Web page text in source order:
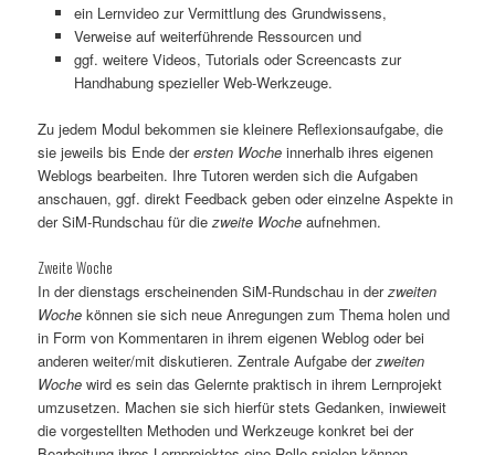
ein Lernvideo zur Vermittlung des Grundwissens,
Verweise auf weiterführende Ressourcen und
ggf. weitere Videos, Tutorials oder Screencasts zur
Handhabung spezieller Web-Werkzeuge.
Zu jedem Modul bekommen sie kleinere Reflexionsaufgabe, die
sie jeweils bis Ende derersten Woche innerhalb ihres eigenen
Weblogs bearbeiten. Ihre Tutoren werden sich die Aufgaben
anschauen, ggf. direkt Feedback geben oder einzelne Aspekte in
der SiM-Rundschau für diezweite Woche aufnehmen.
Zweite Woche
In der dienstags erscheinenden SiM-Rundschau in derzweiten
Woche können sie sich neue Anregungen zum Thema holen und
in Form von Kommentaren in ihrem eigenen Weblog oder bei
anderen weiter/mit diskutieren. Zentrale Aufgabe derzweiten
Woche wird es sein das Gelernte praktisch in ihrem Lernprojekt
umzusetzen. Machen sie sich hierfür stets Gedanken, inwieweit
die vorgestellten Methoden und Werkzeuge konkret bei der